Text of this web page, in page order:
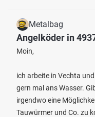
Metalbag
Angelköder in
Moin,
ich arbeite in Vechta
gern mal ans Wasser.
irgendwo eine
Tauwürmer und Co. zu